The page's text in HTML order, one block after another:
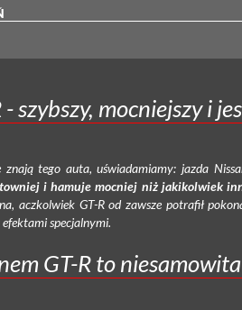
- szybszy, mocniejszy i
tego auta, uświadamiamy: jazda
i hamuje mocniej niż jakikolwiek
aczkolwiek GT-R od zawsze potrafił
specjalnymi.
GT-R to